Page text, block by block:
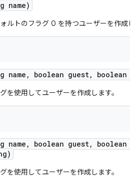
name)
ルトのフラグ 0 を持つユーザーを作成し
name , boolean guest, boolean
を使用してユーザーを作成します。
name , boolean guest,
boolean
を使用してユーザーを作成します。